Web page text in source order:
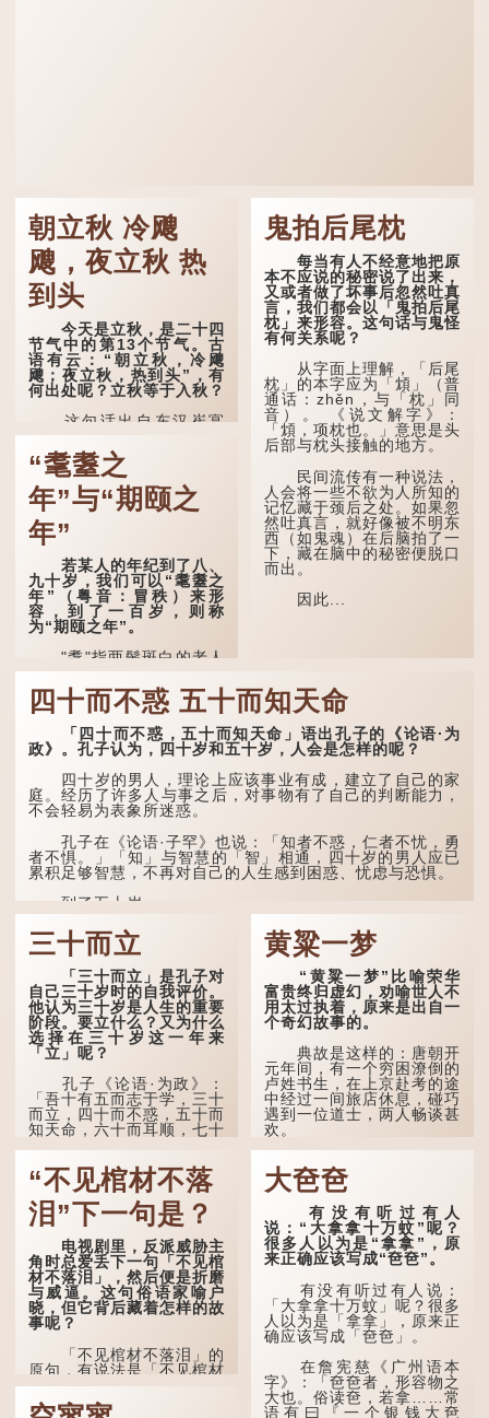
朝立秋 冷飕
飕，夜立秋 热
到头
今天是立秋，是二十四
节气中的第13个节气。古
语有云：“朝立秋，冷飕
飕；夜立秋，热到头”，有
何出处呢？立秋等于入秋？
这句话出自东汉崔寔
《四民月令》：“朝立秋，
冷飕飕；夜立秋，热到
头”。到了清代，顾禄在
《清嘉录》里记录苏州风俗
时，也引用了这句谚语。不
过当地百姓的口头说法
是“朝立秋，渹飕飕；夜立
秋，热吽吽”。虽然用字略
有不同，但意思完全一致。
那么，这句话到底准不
准呢？它反映了古人的一种
朴素观察：如果立秋的精
确...
“耄耋之
年”与“期颐之
年”
若某人的年纪到了八、
九十岁，我们可以“耄耋之
年”（粤音：冒秩）来形
容，到了一百岁，则称
为“期颐之年”。
"耄"指两鬓斑白的老人
家，亦含有思想紊乱的意
思；"耋"更有跌倒的意思，
也是用来形容老人家的。
曹操《对酒歌》就曾写
道："耄耋皆得以寿终，恩
到了一百岁呢？
颐"。 《礼记.曲礼
上》："百年曰期颐。"郑玄
注："期，犹要也；颐，养
尽养...
鬼拍后尾枕
每当有人不经意地把原
本不应说的秘密说了出来，
又或者做了坏事后忽然吐真
言，我们都会以「鬼拍后尾
枕」来形容。这句话与鬼怪
有何关系呢？
从字面上理解，「后尾
枕」的本字应为「䪴」（普
通话：zhěn，与「枕」同
音）。 《说文解字》：
「䪴，项枕也。」意思是头
后部与枕头接触的地方。
民间流传有一种说法，
人会将一些不欲为人所知的
记忆藏于颈后之处。如果忽
然吐真言，就好像被不明东
西（如鬼魂）在后脑拍了一
下，藏在脑中的秘密便脱口
而出。
因此...
四十而不惑 五十而知天命
「四十而不惑，五十而知天命」语出孔子的《论语·为
政》。孔子认为，四十岁和五十岁，人会是怎样的呢？
四十岁的男人，理论上应该事业有成，建立了自己的家
庭。经历了许多人与事之后，对事物有了自己的判断能力，
不会轻易为表象所迷惑。
孔子在《论语·子罕》也说：「知者不惑，仁者不忧，勇
者不惧。」「知」与智慧的「智」相通，四十岁的男人应已
累积足够智慧，不再对自己的人生感到困惑、忧虑与恐惧。
到了五十岁，...
三十而立
「三十而立」是孔子对
自己三十岁时的自我评价。
他认为三十岁是人生的重要
阶段。要立什么？又为什么
选择在三十岁这一年来
「立」呢？
孔子《论语·为政》：
「吾十有五而志于学，三十
而立，四十而不惑，五十而
知天命，六十而耳顺，七十
在古代，男子一般于二
十岁进行冠礼，冠礼完成后
便是成人，但由于未达壮
年，所以又称「弱冠」。
《礼记·曲礼》明确记载：
「人生十年曰幼，学；二十
曰弱，冠；三十曰壮，有
室。」这说明三十岁...
黄粱一梦
“黄粱一梦”比喻荣华
富贵终归虚幻，劝喻世人不
用太过执着，原来是出自一
个奇幻故事的。
典故是这样的：唐朝开
元年间，有一个穷困潦倒的
卢姓书生，在上京赴考的途
中经过一间旅店休息，碰巧
遇到一位道士，两人畅谈甚
欢。
自己虽贵为读书人，但一直
未能考取功名，仍然贫困，
感到十分落泊。于是，道士
拿出一个青瓷枕头，让卢姓
书生睡一睡，便能满足他希
望得到荣华富贵的愿望。
这时，...
“不见棺材不落
泪”下一句是？
电视剧里，反派威胁主
角时总爱丢下一句「不见棺
材不落泪」，然后便是折磨
与威逼。这句俗语家喻户
晓，但它背后藏着怎样的故
事呢？
「不见棺材不落泪」的
原句，有说法是「不见棺材
不下泪」或「不见亲棺不下
泪」，出自明朝兰陵笑笑生
大夿夿
有没有听过有人
说：“大拿拿十万蚊”呢？
很多人以为是“拿拿”，原
来正确应该写成“夿夿”。
有没有听过有人说：
「大拿拿十万蚊」呢？很多
人以为是「拿拿」，原来正
确应该写成「夿夿」。
在詹宪慈《广州语本
字》：「夿夿者，形容物之
大也。俗读夿，若拿……常
语有曰『一个银钱大夿